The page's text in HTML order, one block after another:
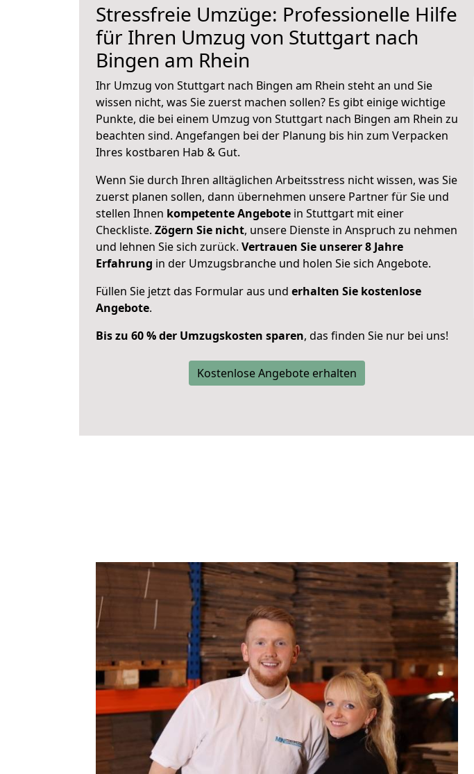
Stressfreie Umzüge: Professionelle Hilfe
für Ihren Umzug von Stuttgart nach
Bingen am Rhein
Ihr Umzug von Stuttgart nach Bingen am Rhein steht an und Sie
wissen nicht, was Sie zuerst machen sollen? Es gibt einige wichtige
Punkte, die bei einem Umzug von Stuttgart nach Bingen am Rhein zu
beachten sind. Angefangen bei der Planung bis hin zum Verpacken
Ihres kostbaren Hab & Gut.
Wenn Sie durch Ihren alltäglichen Arbeitsstress nicht wissen, was Sie
zuerst planen sollen, dann übernehmen unsere Partner für Sie und
stellen Ihnen kompetente Angebote in Stuttgart mit einer
Checkliste. Zögern Sie nicht, unsere Dienste in Anspruch zu nehmen
und lehnen Sie sich zurück. Vertrauen Sie unserer 8 Jahre
Erfahrung in der Umzugsbranche und holen Sie sich Angebote.
Füllen Sie jetzt das Formular aus und erhalten Sie kostenlose
Angebote.
Bis zu 60 % der Umzugskosten sparen, das finden Sie nur bei uns!
Kostenlose Angebote erhalten